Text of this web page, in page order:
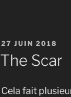
PUBLIÉ
27 JUIN 2018
The Scar
Cela fait